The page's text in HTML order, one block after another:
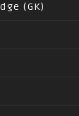
(GK)